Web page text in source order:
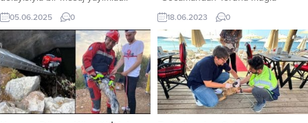
Mesajında birlik ve beraberlik
vurgusu yapan Başkan Mandalinci,
şu ifadeleri kullandı: “Birlikte
yaşamanın, bir sofraya oturmanın,
bir yarayı sarmanın ne kadar
kıymetli olduğunu bize yeniden
hatırlatan bu bayram; paylaşmanın,
hatırlamanın ve hâl hatır sormanın
05.06.2025 0
Yemekleri” kitabının tanıtımını
yapacak. Kitap, Muğla’nın tüm
köyleri tek tek ziyaret edilerek
toplanan Muğla’ya özgü tatlar ve
her sayfada yer alan barkodla
videolu tariflerin yer aldığı önemli
bir eser olarak vatandaşlara
sunulacak. Çalışmalarına 2009
18.06.2023 0